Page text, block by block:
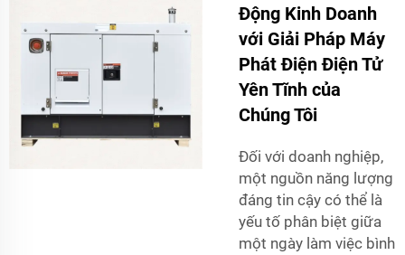
Động Kinh Doanh
với Giải Pháp Máy
Phát Điện Điện Tử
Yên Tĩnh của
Chúng Tôi
Đối với doanh nghiệp,
một nguồn năng lượng
đáng tin cậy có thể là
yếu tố phân biệt giữa
một ngày làm việc bình